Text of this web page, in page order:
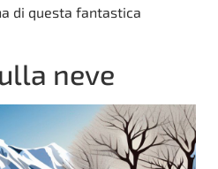
di questa fantastica
neve